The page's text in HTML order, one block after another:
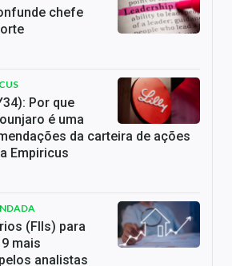
chefe
Por que
é uma
da carteira de ações
Empiricus
(FIIs) para
mais
analistas